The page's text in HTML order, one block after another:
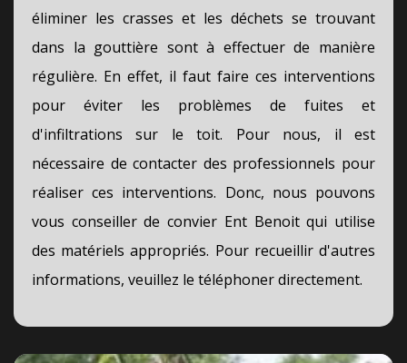
éliminer les crasses et les déchets se trouvant
dans la gouttière sont à effectuer de manière
régulière. En effet, il faut faire ces interventions
pour éviter les problèmes de fuites et
d'infiltrations sur le toit. Pour nous, il est
nécessaire de contacter des professionnels pour
réaliser ces interventions. Donc, nous pouvons
vous conseiller de convier Ent Benoit qui utilise
des matériels appropriés. Pour recueillir d'autres
informations, veuillez le téléphoner directement.